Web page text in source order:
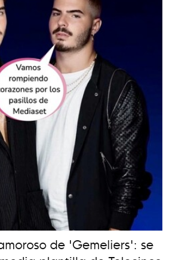
de 'Gemeliers': se